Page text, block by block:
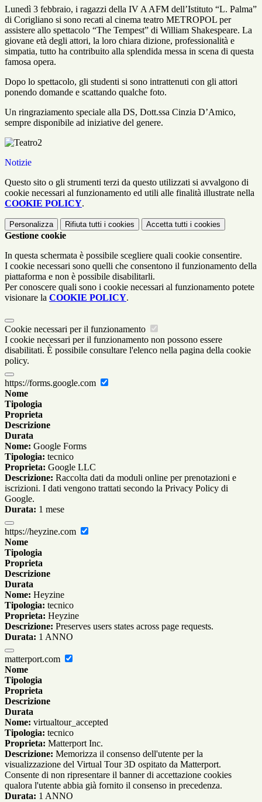
Lunedì 3 febbraio, i ragazzi della IV A AFM dell’Istituto “L. Palma”
di Corigliano si sono recati al cinema teatro METROPOL per
assistere allo spettacolo “The Tempest” di William Shakespeare. La
giovane età degli attori, la loro chiara dizione, professionalità e
simpatia, tutto ha contribuito alla splendida messa in scena di questa
famosa opera.
Dopo lo spettacolo, gli studenti si sono intrattenuti con gli attori
ponendo domande e scattando qualche foto.
Un ringraziamento speciale alla DS, Dott.ssa Cinzia D’Amico,
sempre disponibile ad iniziative del genere.
Notizie
Questo sito o gli strumenti terzi da questo utilizzati si avvalgono di
cookie necessari al funzionamento ed utili alle finalità illustrate nella
COOKIE POLICY.
Personalizza Rifiuta tutti i cookies Accetta tutti i cookies
Gestione cookie
In questa schermata è possibile scegliere quali cookie consentire.
I cookie necessari sono quelli che consentono il funzionamento della
piattaforma e non è possibile disabilitarli.
Per conoscere quali sono i cookie necessari al funzionamento potete
visionare la COOKIE POLICY.
Cookie necessari per il funzionamento
I cookie necessari per il funzionamento non possono essere
disabilitati. È possibile consultare l'elenco nella pagina della cookie
policy.
https://forms.google.com
Nome
Tipologia
Proprieta
Descrizione
Durata
Nome: Google Forms
Tipologia: tecnico
Proprieta: Google LLC
Descrizione: Raccolta dati da moduli online per prenotazioni e
iscrizioni. I dati vengono trattati secondo la Privacy Policy di
Google.
Durata: 1 mese
https://heyzine.com
Nome
Tipologia
Proprieta
Descrizione
Durata
Nome: Heyzine
Tipologia: tecnico
Proprieta: Heyzine
Descrizione: Preserves users states across page requests.
Durata: 1 ANNO
matterport.com
Nome
Tipologia
Proprieta
Descrizione
Durata
Nome: virtualtour_accepted
Tipologia: tecnico
Proprieta: Matterport Inc.
Descrizione: Memorizza il consenso dell'utente per la
visualizzazione del Virtual Tour 3D ospitato da Matterport.
Consente di non ripresentare il banner di accettazione cookies
qualora l'utente abbia già fornito il consenso in precedenza.
Durata: 1 ANNO